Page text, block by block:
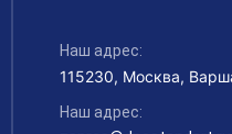
Контакты
Руководство и
Материально-
Платные
Рабочие специальности
Аккредитация
Наш адрес:
115230, Москва,
Наш адрес: